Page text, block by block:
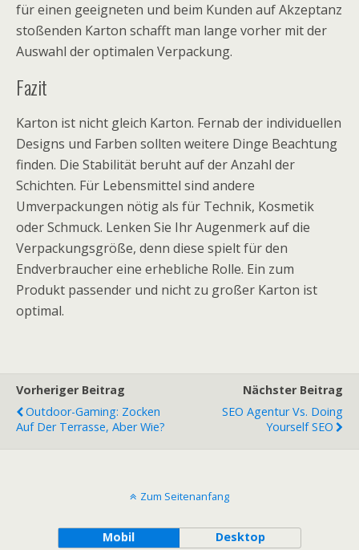
für einen geeigneten und beim Kunden auf Akzeptanz
stoßenden Karton schafft man lange vorher mit der
Auswahl der optimalen Verpackung.
Fazit
Karton ist nicht gleich Karton. Fernab der individuellen
Designs und Farben sollten weitere Dinge Beachtung
finden. Die Stabilität beruht auf der Anzahl der
Schichten. Für Lebensmittel sind andere
Umverpackungen nötig als für Technik, Kosmetik
oder Schmuck. Lenken Sie Ihr Augenmerk auf die
Verpackungsgröße, denn diese spielt für den
Endverbraucher eine erhebliche Rolle. Ein zum
Produkt passender und nicht zu großer Karton ist
optimal.
Vorheriger Beitrag
Outdoor-Gaming: Zocken
Auf Der Terrasse, Aber Wie?
Nächster Beitrag
SEO Agentur Vs. Doing
Yourself SEO
Zum Seitenanfang
Mobil Desktop